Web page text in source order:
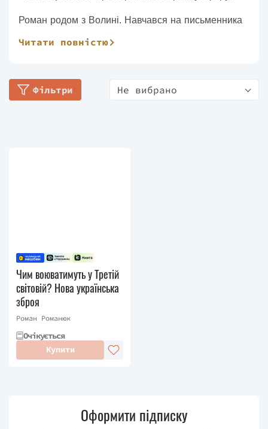
Роман родом з Волині. Навчався на письменника
2012 був одним з ініціаторів гучного виступу
журналістів проти цензури в інформагентстві
Читати повністю
Фільтри Не вибрано
Чим воюватимуть у Третій
світовій? Нова українська
зброя
Роман Романюк
Очікується
Купити
Оформити підписку